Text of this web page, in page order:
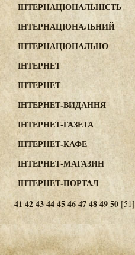
ІНТЕРНАЦІОНАЛЬНІСТЬ
ІНТЕРНАЦІОНАЛЬНИЙ
ІНТЕРНАЦІОНАЛЬНО
ІНТЕРНЕТ
ІНТЕРНЕТ
ІНТЕРНЕТ-ВИДАННЯ
ІНТЕРНЕТ-ГАЗЕТА
ІНТЕРНЕТ-КАФЕ
ІНТЕРНЕТ-МАГАЗИН
ІНТЕРНЕТ-ПОРТАЛ
41 424344454647484950 [51]